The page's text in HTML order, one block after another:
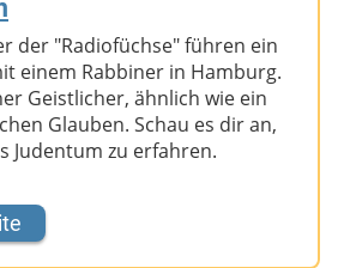
der "Radiofüchse" führen ein
einem Rabbiner in Hamburg.
Geistlicher, ähnlich wie ein
Glauben. Schau es dir an,
Judentum zu erfahren.